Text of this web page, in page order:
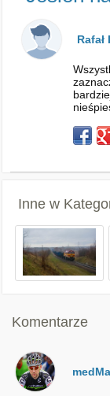
Rafał
Inne w
Komentarze